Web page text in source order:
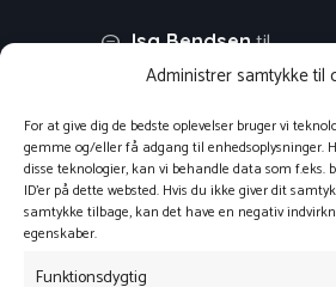
Administrer samtykke til
For at give dig de bedste oplevelser bruger vi
gemme og/eller få adgang til enhedsoplysninger.
disse teknologier, kan vi behandle data som
ID'er på dette websted. Hvis du ikke giver dit
samtykke tilbage, kan det have en negativ
egenskaber.
Funktionsdygtig
Isa Bendsentil
websalg
Mortentil
Tid til refleksion –